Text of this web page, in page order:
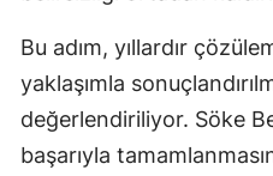
Bu adım, yıllardır
yaklaşımla
değerlendiriliyor. Söke
başarıyla